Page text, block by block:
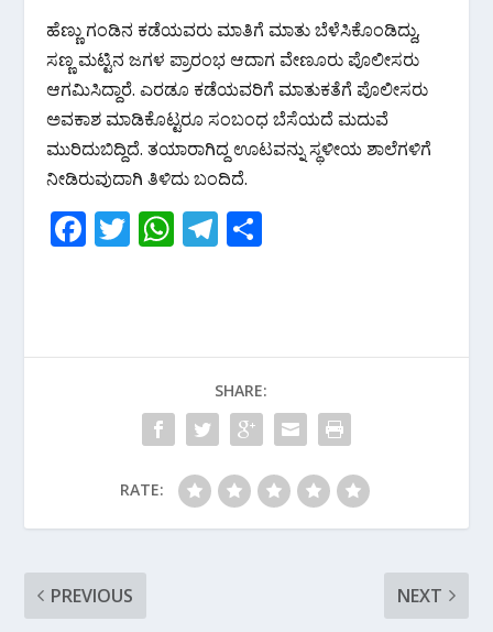
ಹೆಣ್ಣು ಗಂಡಿನ ಕಡೆಯವರು ಮಾತಿಗೆ ಮಾತು ಬೆಳೆಸಿಕೊಂಡಿದ್ದು,
ಸಣ್ಣ ಮಟ್ಟಿನ ಜಗಳ ಪ್ರಾರಂಭ ಆದಾಗ ವೇಣೂರು ಪೊಲೀಸರು
ಆಗಮಿಸಿದ್ದಾರೆ. ಎರಡೂ ಕಡೆಯವರಿಗೆ ಮಾತುಕತೆಗೆ ಪೊಲೀಸರು
ಅವಕಾಶ ಮಾಡಿಕೊಟ್ಟರೂ ಸಂಬಂಧ ಬೆಸೆಯದೆ ಮದುವೆ
ಮುರಿದುಬಿದ್ದಿದೆ. ತಯಾರಾಗಿದ್ದ ಊಟವನ್ನು ಸ್ಥಳೀಯ ಶಾಲೆಗಳಿಗೆ
ನೀಡಿರುವುದಾಗಿ ತಿಳಿದು ಬಂದಿದೆ.
F
o
T W
A
p
p
T
a
m
SHARE:
RATE:
PREVIOUS NEXT